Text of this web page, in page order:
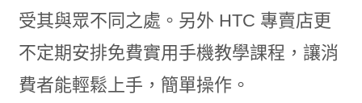
受其與眾不同之處。另外 HTC 專賣店更
不定期安排免費實用手機教學課程，讓消
費者能輕鬆上手，簡單操作。